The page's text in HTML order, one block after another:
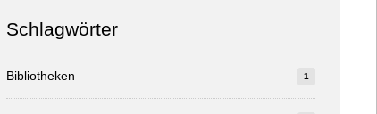
Schlagwörter
Bibliotheken 1